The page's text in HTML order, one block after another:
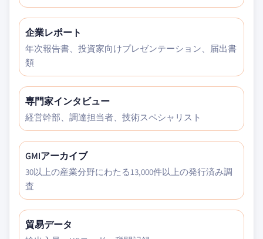
企業レポート
年次報告書、投資家向けプレゼンテーション、届出書
類
専門家インタビュー
経営幹部、調達担当者、技術スペシャリスト
GMIアーカイブ
30以上の産業分野にわたる13,000件以上の発行済み調
査
貿易データ